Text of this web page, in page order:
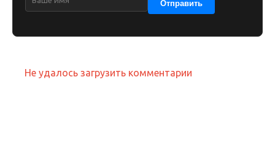
Отправить
Не удалось загрузить комментарии